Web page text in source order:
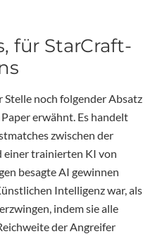
für StarCraft-
Stelle noch folgender Absatz
erwähnt. Es handelt
zwischen der
einer trainierten KI von
besagte AI gewinnen
Intelligenz war, als
indem sie alle
der Angreifer